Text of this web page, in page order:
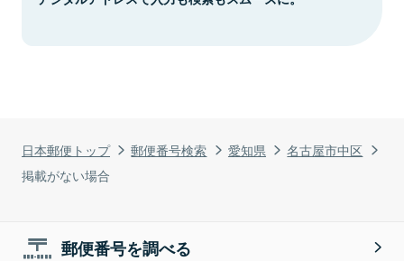
日本郵便トップ 郵便番号検索 愛知県
名古屋市中区
掲載がない場合
郵便番号を調べる